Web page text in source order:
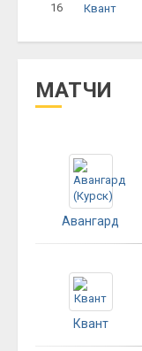
16 Квант
МАТЧИ
Авангард
Квант